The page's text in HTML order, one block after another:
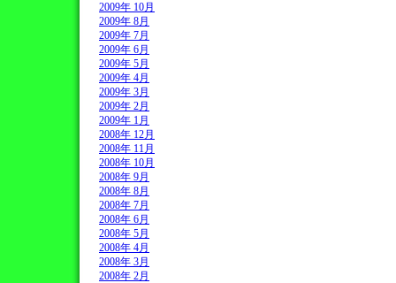
2009年 10月
2009年 8月
2009年 7月
2009年 6月
2009年 5月
2009年 4月
2009年 3月
2009年 2月
2009年 1月
2008年 12月
2008年 11月
2008年 10月
2008年 9月
2008年 8月
2008年 7月
2008年 6月
2008年 5月
2008年 4月
2008年 3月
2008年 2月